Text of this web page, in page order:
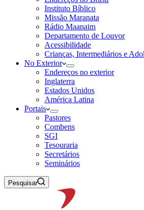
Instituto Bíblico
Missão Maranata
Rádio Maanaim
Departamento de Louvor
Acessibilidade
Crianças, Intermediários e
No Exterior
Endereços no exterior
Inglaterra
Estados Unidos
América Latina
Portais
Pastores
Combens
SGI
Tesouraria
Secretários
Seminários
Pesquisar